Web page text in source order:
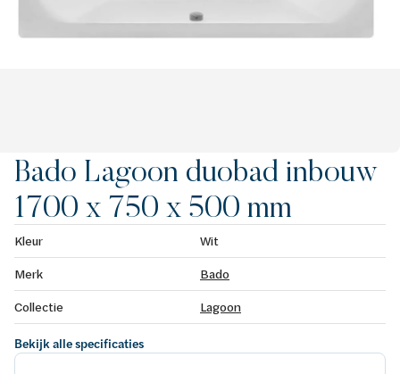
Bado Lagoon duobad inbouw
1700 x 750 x 500 mm
Kleur
Wit
Merk
Bado
Collectie
Lagoon
Bekijk alle specificaties